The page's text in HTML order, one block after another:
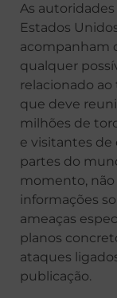
As autoridades
Estados
acompanham
qualquer
relacionado ao
que deve
milhões de
e visitantes de
partes do
momento, não
informações
ameaças
planos
ataques
publicação.